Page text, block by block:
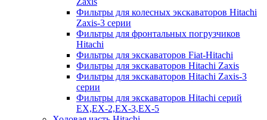
Фильтры для колесных экскаваторов Hitachi
Zaxis-3 серии
Фильтры для фронтальных погрузчиков
Hitachi
Фильтры для экскаваторов Fiat-Hitachi
Фильтры для экскаваторов Hitachi Zaxis
Фильтры для экскаваторов Hitachi Zaxis-3
серии
Фильтры для экскаваторов Hitachi серий
EX,EX-2,EX-3,EX-5